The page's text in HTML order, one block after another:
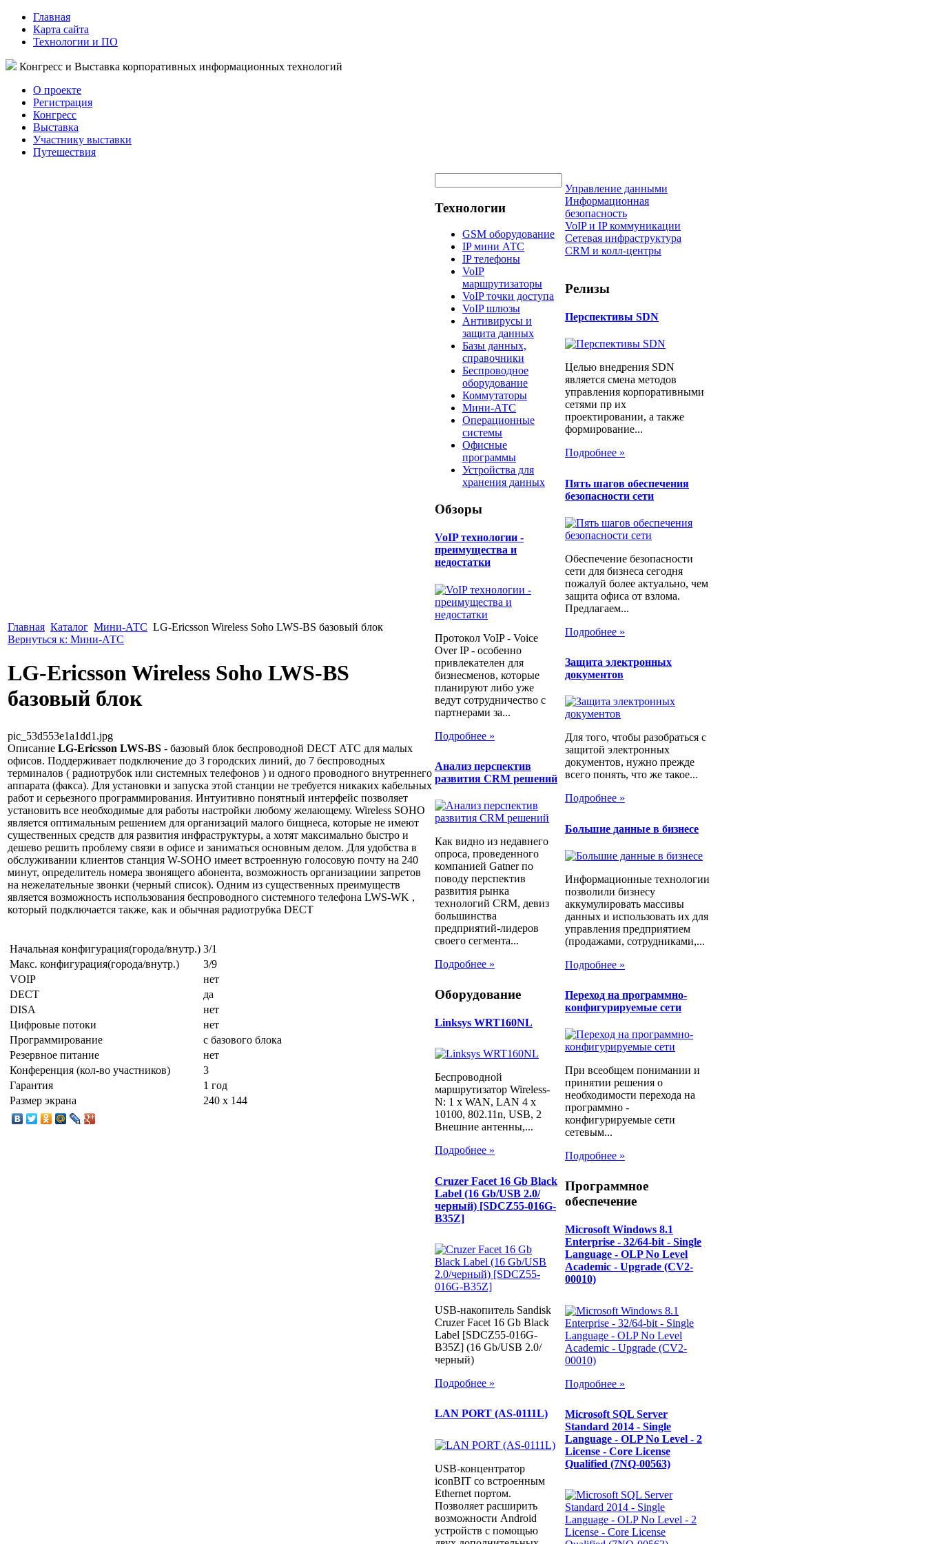
Главная
Карта сайта
Технологии и ПО
Конгресс и Выставка корпоративных информационных технологий
О проекте
Регистрация
Конгресс
Выставка
Участнику выставки
Путешествия
Главная Каталог Мини-АТС LG-Ericsson Wireless Soho LWS-BS базовый блок
Вернуться к: Мини-АТС
LG-Ericsson Wireless Soho LWS-BS
базовый блок
pic_53d553e1a1dd1.jpg
Описание LG-Ericsson LWS-BS - базовый блок беспроводной DECT АТС для малых
офисов. Поддерживает подключение до 3 городских линий, до 7 беспроводных
терминалов ( радиотрубок или системных телефонов ) и одного проводного внутреннего
аппарата (факса). Для установки и запуска этой станции не требуется никаких кабельных
работ и серьезного программирования. Интуитивно понятный интерфейс позволяет
установить все необходимые для работы настройки любому желающему. Wireless SOHO
является оптимальным решением для организаций малого бищнеса, которые не имеют
существенных средств для развития инфраструктуры, а хотят максимально быстро и
дешево решить проблему связи в офисе и заниматься основным делом. Для удобства в
обслуживании клиентов станция W-SOHO имеет встроенную голосовую почту на 240
минут, определитель номера звонящего абонента, возможность организациии запретов
на нежелательные звонки (черный список). Одним из существенных преимуществ
является возможность использования беспроводного системного телефона LWS-WK ,
который подключается также, как и обычная радиотрубка DECT
Начальная конфигурация(города/внутр.) 3/1
Макс. конфигурация(города/внутр.)
3/9
VOIP
нет
DECT
да
DISA
нет
Цифровые потоки
нет
Программирование
с базового блока
Резервное питание
нет
Конференция (кол-во участников)
3
Гарантия
1 год
Размер экрана
240 х 144
Технологии
GSM оборудование
IP мини АТС
IP телефоны
VoIP
маршрутизаторы
VoIP точки доступа
VoIP шлюзы
Антивирусы и
защита данных
Базы данных,
справочники
Беспроводное
оборудование
Коммутаторы
Мини-АТС
Операционные
системы
Офисные
программы
Устройства для
хранения данных
Обзоры
​VoIP технологии -
преимущества и
недостатки
Протокол VoIP - Voice
Over IP - особенно
привлекателен для
бизнесменов, которые
планируют либо уже
ведут сотрудничество с
партнерами за...
Подробнее »
Анализ перспектив
развития CRM решений
Как видно из недавнего
опроса, проведенного
компанией Gatner по
поводу перспектив
развития рынка
технологий CRM, девиз
большинства
предприятий-лидеров
своего сегмента...
Подробнее »
Оборудование
Linksys WRT160NL
Беспроводной
маршрутизатор Wireless-
N: 1 x WAN, LAN 4 x
10100, 802.11n, USB, 2
Внешние антенны,...
Подробнее »
Cruzer Facet 16 Gb Black
Label (16 Gb/USB 2.0/
черный) [SDCZ55-016G-
B35Z]
USB-накопитель Sandisk
Cruzer Facet 16 Gb Black
Label [SDCZ55-016G-
B35Z] (16 Gb/USB 2.0/
черный)
Подробнее »
LAN PORT (AS-0111L)
USB-концентратор
iconBIT со встроенным
Ethernet портом.
Позволяет расширить
возможности Android
устройств с помощью
Управление данными
Информационная
безопасность
VoIP и IP коммуникации
Сетевая инфраструктура
CRM и колл-центры
Релизы
Перспективы SDN
Целью внедрения SDN
является смена методов
управления корпоративными
сетями пр их
проектировании, а также
формирование...
Подробнее »
Пять шагов обеспечения
безопасности сети
Обеспечение безопасности
сети для бизнеса сегодня
пожалуй более актуально, чем
защита офиса от взлома.
Предлагаем...
Подробнее »
Защита электронных
документов
Для того, чтобы разобраться с
защитой электронных
документов, нужно прежде
всего понять, что же такое...
Подробнее »
Большие данные в бизнесе
Информационные технологии
позволили бизнесу
аккумулировать массивы
данных и использовать их для
управления предприятием
(продажами, сотрудниками,...
Подробнее »
Переход на программно-
конфигурируемые сети
При всеобщем понимании и
принятии решения о
необходимости перехода на
программно -
конфигурируемые сети
сетевым...
Подробнее »
Программное
обеспечение
Microsoft Windows 8.1
Enterprise - 32/64-bit - Single
Language - OLP No Level
Academic - Upgrade (CV2-
00010)
Подробнее »
Microsoft SQL Server
Standard 2014 - Single
Language - OLP No Level - 2
License - Core License
Qualified (7NQ-00563)